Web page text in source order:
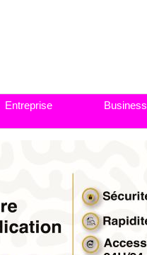
Entreprise Business